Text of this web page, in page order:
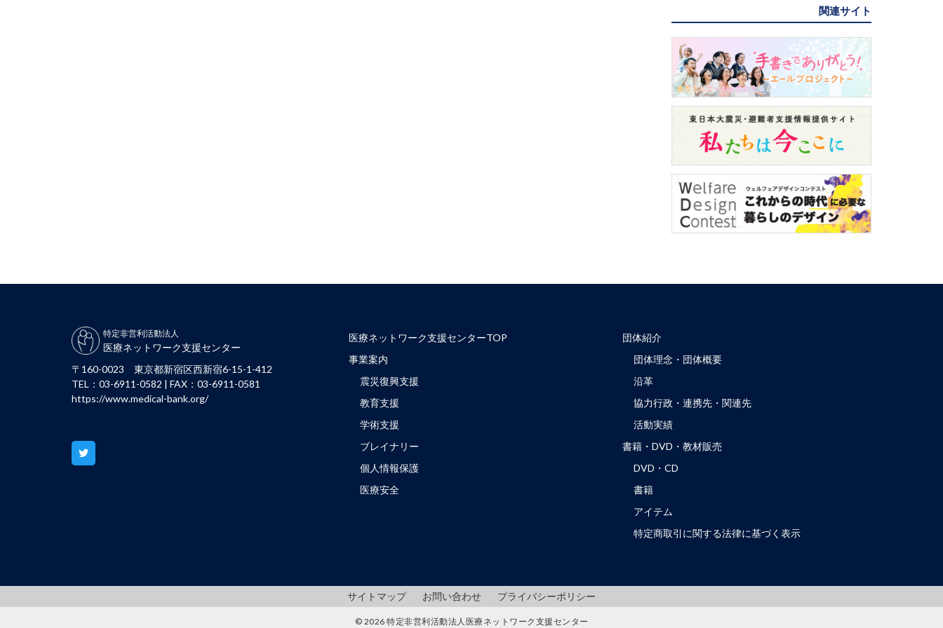
関連サイト
特定非営利活動法人
医療ネットワーク支援センター
〒160-0023 東京都新宿区西新宿6-15-1-412
TEL：03-6911-0582 | FAX：03-6911-0581
https://www.medical-bank.org/
医療ネットワーク支援センターTOP
事業案内
震災復興支援
教育支援
学術支援
ブレイナリー
個人情報保護
医療安全
団体紹介
団体理念・団体概要
沿革
協力行政・連携先・関連先
活動実績
書籍・DVD・教材販売
DVD・CD
書籍
アイテム
特定商取引に関する法律に基づく表示
サイトマップ お問い合わせ プライバシーポリシー
© 2026 特定非営利活動法人医療ネットワーク支援センター